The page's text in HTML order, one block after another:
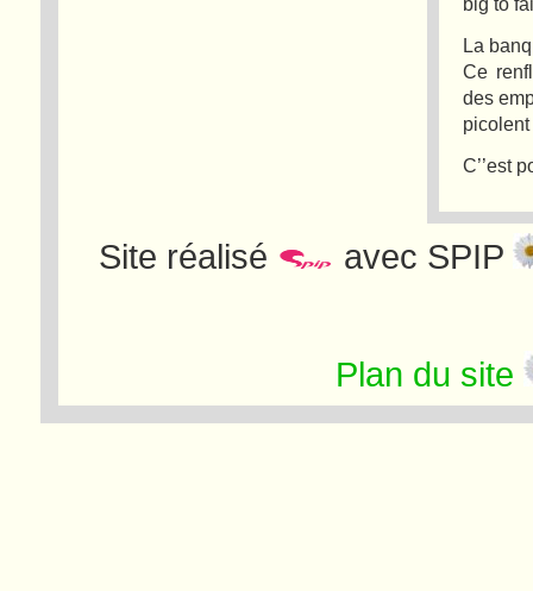
La
Ce
des
C’’est
Site réalisé avec SPIP
Plan du site